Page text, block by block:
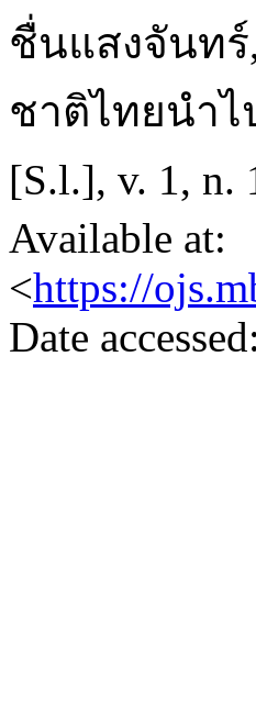
ชื่นแสงจันท
ชาติไทยนำไ
[S.l.], v. 1, n.
Available at:
<https://
Date